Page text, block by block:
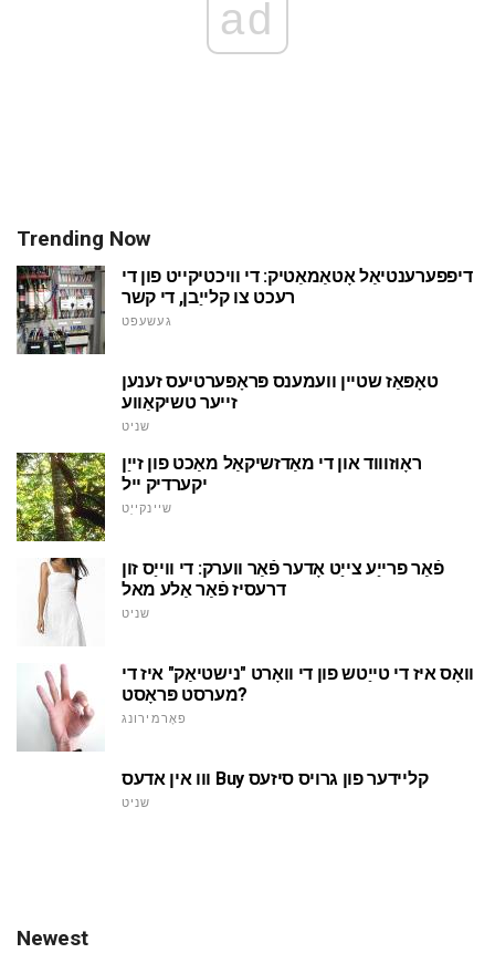
ad
Trending Now
דיפפערענטיאַל אָטאַמאַטיק: די וויכטיקייט פון די
רעכט צו קלייַבן, די קשר
געשעפט
טאָפּאַז שטיין וועמענס פּראָפּערטיעס זענען
זייער טשיקאַווע
שניט
ראָוזוווד און די מאַדזשיקאַל מאַכט פון זייַן
יקערדיק ייל
שיינקייַט
פֿאַר פרייַע צייַט אָדער פֿאַר ווערק: די ווייַס זון
דרעסיז פֿאַר אַלע מאל
שניט
וואָס איז די טייַטש פון די וואָרט "נישטיאַק" איז די
מערסט פּראָסט?
פאָרמירונג
ווו אין אדעס Buy קליידער פון גרויס סיזעס
שניט
Newest